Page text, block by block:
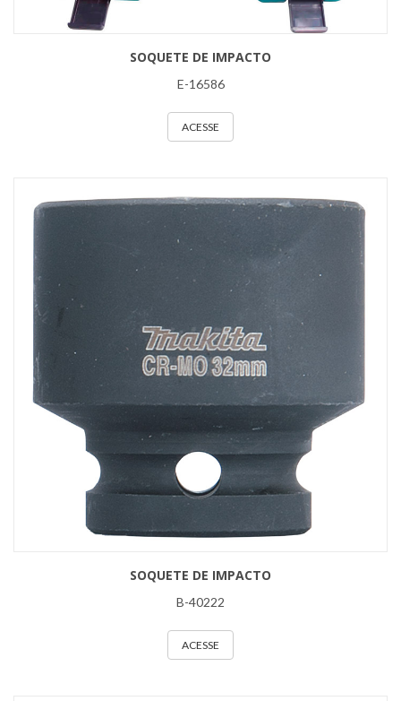
SOQUETE DE IMPACTO
E-16586
ACESSE
SOQUETE DE IMPACTO
B-40222
ACESSE